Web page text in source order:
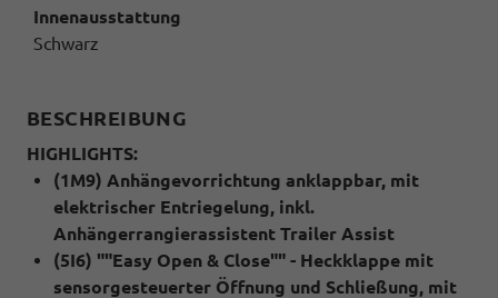
Innenausstattung
Schwarz
BESCHREIBUNG
HIGHLIGHTS:
(1M9) Anhängevorrichtung anklappbar, mit
elektrischer Entriegelung, inkl.
Anhängerrangierassistent Trailer Assist
(5I6) ""Easy Open & Close"" - Heckklappe mit
sensorgesteuerter Öffnung und Schließung, mit